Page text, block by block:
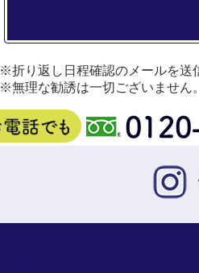
※折り返し日程確認のメールを送
※無理な勧誘は一切ございません